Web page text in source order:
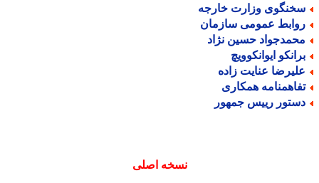
وزارت خارجه
عمومی سازمان
حسین نژاد
ایوانکوویچ
عنایت زاده
همکاری
رییس جمهور
نسخه اصلی